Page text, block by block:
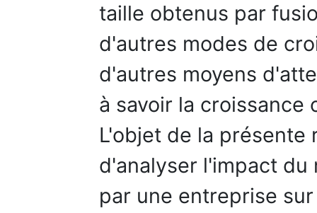
taille obtenus par
d'autres modes de
d'autres moyens
à savoir la croissance
L'objet de la
d'analyser l'impact du
par une entreprise